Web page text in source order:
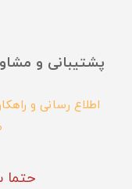
پشتیبانی و
اطلاع رسانی و
حتما